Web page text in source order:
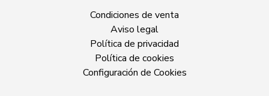
Condiciones de venta
Aviso legal
Política de privacidad
Política de cookies
Configuración de Cookies